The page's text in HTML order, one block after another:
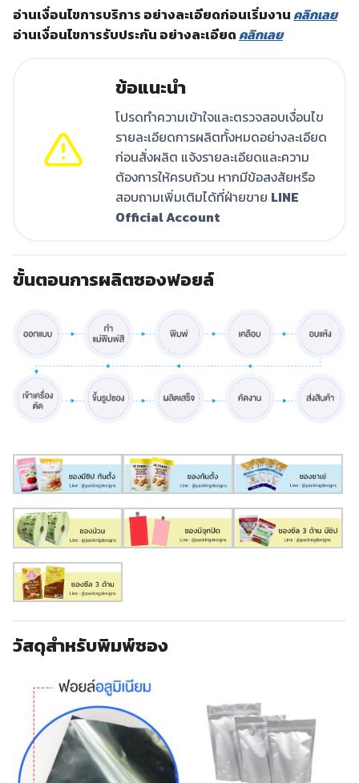
อ่านเงื่อนไขการบริการ อย่างละเอียดก่อนเริ่มงานคลิกเลย
อ่านเงื่อนไขการรับประกัน อย่างละเอียดคลิกเลย
ข้อแนะนำ
โปรดทำความเข้าใจและตรวจสอบเงื่อนไข
รายละเอียดการผลิตทั้งหมดอย่างละเอียด
ก่อนสั่งผลิต แจ้งรายละเอียดและความ
ต้องการให้ครบถ้วน หากมีข้อสงสัยหรือ
สอบถามเพิ่มเติมได้ที่ฝ่ายขาย LINE
Official Account
ขั้นตอนการผลิตซองฟอยล์
วัสดุสำหรับพิมพ์ซอง